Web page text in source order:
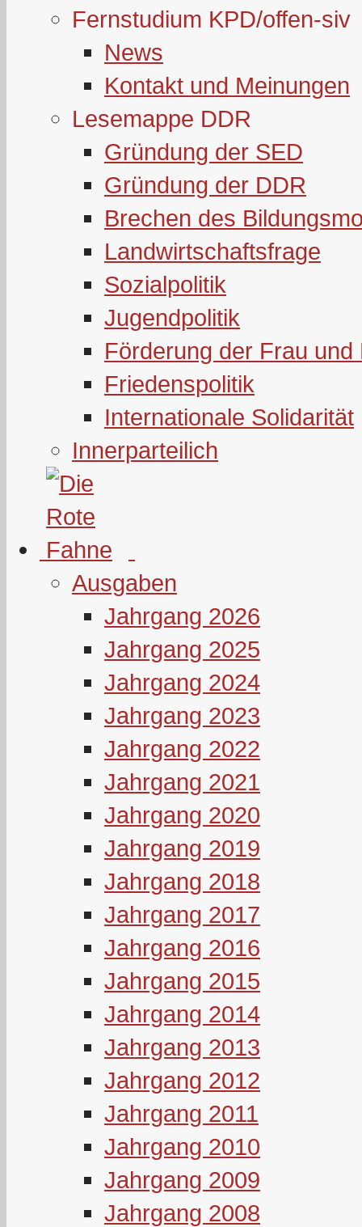
Fernstudium KPD/offen-siv
News
Kontakt und Meinungen
Lesemappe DDR
Gründung der SED
Gründung der DDR
Brechen des
Landwirtschaftsfrage
Sozialpolitik
Jugendpolitik
Förderung der Frau und
Friedenspolitik
Internationale Solidarität
Innerparteilich
Ausgaben
Jahrgang 2026
Jahrgang 2025
Jahrgang 2024
Jahrgang 2023
Jahrgang 2022
Jahrgang 2021
Jahrgang 2020
Jahrgang 2019
Jahrgang 2018
Jahrgang 2017
Jahrgang 2016
Jahrgang 2015
Jahrgang 2014
Jahrgang 2013
Jahrgang 2012
Jahrgang 2011
Jahrgang 2010
Jahrgang 2009
Jahrgang 2008